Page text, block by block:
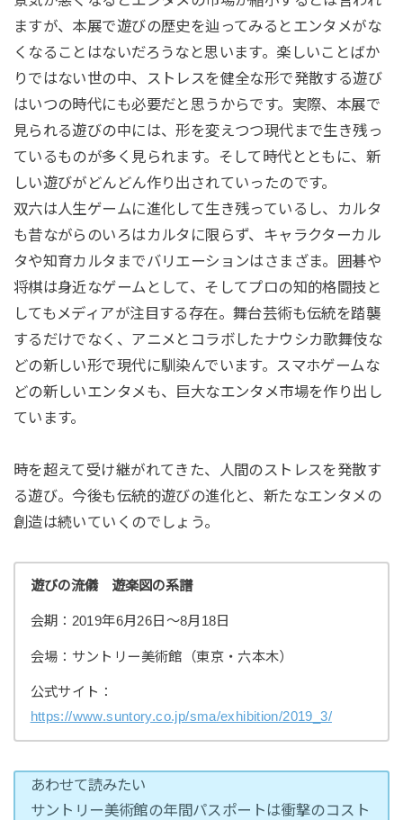
ますが、本展で遊びの歴史を辿ってみるとエンタメがな
くなることはないだろうなと思います。楽しいことばか
りではない世の中、ストレスを健全な形で発散する遊び
はいつの時代にも必要だと思うからです。実際、本展で
見られる遊びの中には、形を変えつつ現代まで生き残っ
ているものが多く見られます。そして時代とともに、新
しい遊びがどんどん作り出されていったのです。
双六は人生ゲームに進化して生き残っているし、カルタ
も昔ながらのいろはカルタに限らず、キャラクターカル
タや知育カルタまでバリエーションはさまざま。囲碁や
将棋は身近なゲームとして、そしてプロの知的格闘技と
してもメディアが注目する存在。舞台芸術も伝統を踏襲
するだけでなく、アニメとコラボしたナウシカ歌舞伎な
どの新しい形で現代に馴染んでいます。スマホゲームな
どの新しいエンタメも、巨大なエンタメ市場を作り出し
ています。
時を超えて受け継がれてきた、人間のストレスを発散す
る遊び。今後も伝統的遊びの進化と、新たなエンタメの
創造は続いていくのでしょう。
遊びの流儀 遊楽図の系譜
会期：2019年6月26日〜8月18日
会場：サントリー美術館（東京・六本木）
公式サイト：
https://www.suntory.co.jp/sma/exhibition/2019_3/
あわせて読みたい
サントリー美術館の年間パスポートは衝撃のコスト